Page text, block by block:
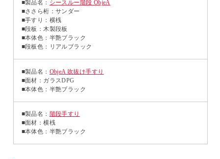
■製品名： シースルー階段 ObjeA
■ささら桁：サンダー
■手すり：横桟
■段板：木製段板
■本体色：半艶ブラック
■段板色：リアルブラック
■製品名： ObjeA 吹抜け手すり
■面材：ガラスDPG
■本体色：半艶ブラック
■製品名： 階段手すり
■面材：横桟
■本体色：半艶ブラック